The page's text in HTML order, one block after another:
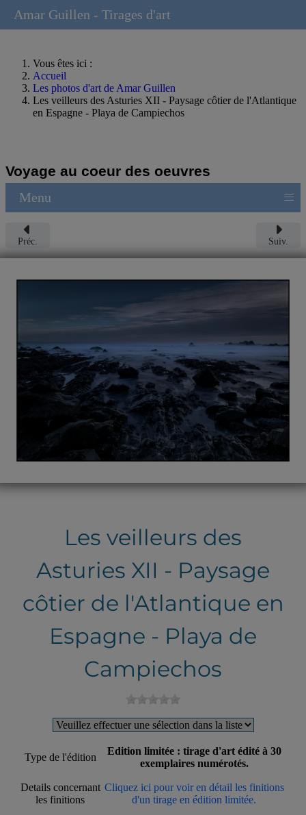
Vous êtes ici :
Accueil
Les photos d'art de Amar Guillen
Les veilleurs des Asturies XII - Paysage côtier de l'Atlantique
en Espagne - Playa de Campiechos
Voyage au coeur des oeuvres
Menu ≡
Préc. Suiv.
Les veilleurs des
Asturies XII - Paysage
côtier de l'Atlantique en
Espagne - Playa de
Campiechos
Type de l'édition
Edition limitée : tirage d'art édité à 30
exemplaires numérotés.
Details concernant
les finitions
Cliquez ici pour voir en détail les finitions
d'un tirage en édition limitée.
Amar Guillen - Tirages d'art